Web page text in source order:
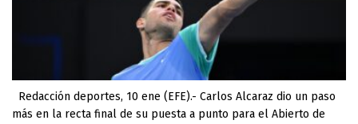
Redacción deportes, 10 ene (EFE).- Carlos Alcaraz dio un paso
más en la recta final de su puesta a punto para el Abierto de